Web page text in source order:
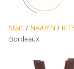
Start/ NAAIEN /
Bordeaux